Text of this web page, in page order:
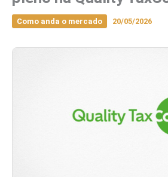
Como anda o mercado 20/05/2026